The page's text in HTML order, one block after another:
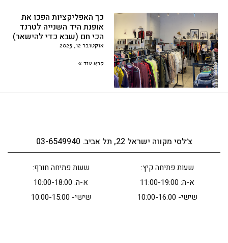
כך האפליקציות הפכו את
אופנת היד השנייה לטרנד
הכי חם (שבא כדי להישאר)
אוקטובר 12, 2025
קרא עוד »
צ׳לסי מקווה ישראל 22, תל אביב. 03-6549940
שעות פתיחה קיץ:
א-ה: 11:00-19:00
שישי- 10:00-16:00
שעות פתיחה חורף:
א-ה: 10:00-18:00
שישי- 10:00-15:00